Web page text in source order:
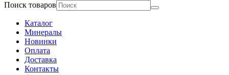
Поиск товаров
Каталог
Минералы
Новинки
Оплата
Доставка
Контакты